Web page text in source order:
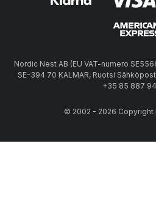
Nordic Nest AB (EU VAT-numero
SE-394 70 KALMAR, Ruotsi
+35 85 887
© 2002 - 2026 Copyright